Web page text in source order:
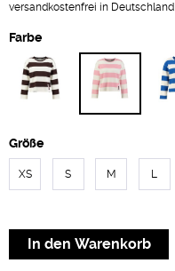
versandkostenfrei in Deutschland
Farbe
Größe
XS S M L
In den Warenkorb